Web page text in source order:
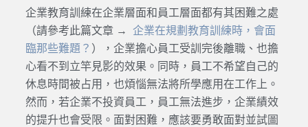
企業教育訓練在企業層面和員工層面都有其困難之處
（請參考此篇文章 → 企業在規劃教育訓練時，會面
臨那些難題？ ），企業擔心員工受訓完後離職、也擔
心看不到立竿見影的效果。同時，員工不希望自己的
休息時間被占用，也煩惱無法將所學應用在工作上。
然而，若企業不投資員工，員工無法進步，企業績效
的提升也會受限。面對困難，應該要勇敢面對並試圖